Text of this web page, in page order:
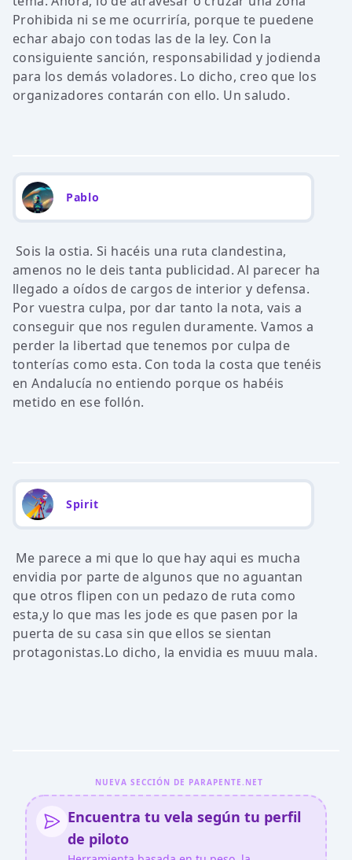
Prohibida ni se me ocurriría, porque te puedene
echar abajo con todas las de la ley. Con la
consiguiente sanción, responsabilidad y jodienda
para los demás voladores. Lo dicho, creo que los
organizadores contarán con ello. Un saludo.
Pablo
Sois la ostia. Si hacéis una ruta clandestina,
amenos no le deis tanta publicidad. Al parecer ha
llegado a oídos de cargos de interior y defensa.
Por vuestra culpa, por dar tanto la nota, vais a
conseguir que nos regulen duramente. Vamos a
perder la libertad que tenemos por culpa de
tonterías como esta. Con toda la costa que tenéis
en Andalucía no entiendo porque os habéis
metido en ese follón.
Spirit
Me parece a mi que lo que hay aqui es mucha
envidia por parte de algunos que no aguantan
que otros flipen con un pedazo de ruta como
esta,y lo que mas les jode es que pasen por la
puerta de su casa sin que ellos se sientan
protagonistas.Lo dicho, la envidia es muuu mala.
NUEVA SECCIÓN DE PARAPENTE.NET
Encuentra tu vela según tu perfil
de piloto